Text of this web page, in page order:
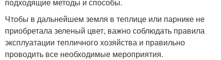
Чтобы в дальнейшем земля в теплице или парнике не
приобретала зеленый цвет, важно соблюдать правила
эксплуатации тепличного хозяйства и правильно
проводить все необходимые мероприятия.